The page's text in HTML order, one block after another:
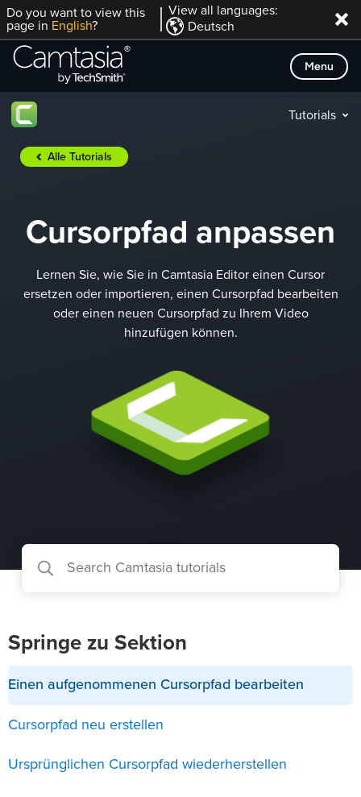
Direkt
zum
Inhalt
Do you want to view this
page in English?
View all languages:
Deutsch
Menu
Tutorials
Alle Tutorials
Cursorpfad anpassen
Lernen Sie, wie Sie in Camtasia Editor einen Cursor
ersetzen oder importieren, einen Cursorpfad bearbeiten
oder einen neuen Cursorpfad zu Ihrem Video
hinzufügen können.
Springe zu Sektion
Einen aufgenommenen Cursorpfad bearbeiten
Cursorpfad neu erstellen
Ursprünglichen Cursorpfad wiederherstellen